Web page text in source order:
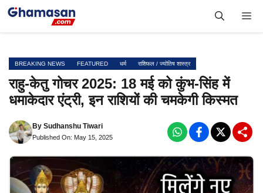
Skip
BREAKING NEWS FEATURED धर्म राशिफल / ज्योतिष शास्त्र
राहु-केतु गोचर 2025: 18 मई को कुंभ-सिंह में
धमाकेदार एंट्री, इन राशियों की चमकेगी किस्मत
By Sudhanshu Tiwari
Published On: May 15, 2025